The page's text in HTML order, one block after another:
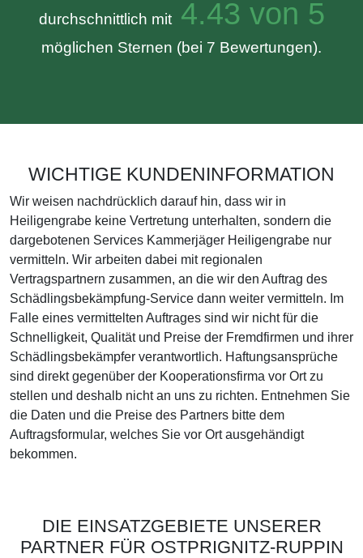
durchschnittlich mit4.43 von 5
möglichen Sternen (bei 7 Bewertungen).
WICHTIGE KUNDENINFORMATION
Wir weisen nachdrücklich darauf hin, dass wir in
Heiligengrabe keine Vertretung unterhalten, sondern die
dargebotenen Services Kammerjäger Heiligengrabe nur
vermitteln. Wir arbeiten dabei mit regionalen
Vertragspartnern zusammen, an die wir den Auftrag des
Schädlingsbekämpfung-Service dann weiter vermitteln. Im
Falle eines vermittelten Auftrages sind wir nicht für die
Schnelligkeit, Qualität und Preise der Fremdfirmen und ihrer
Schädlingsbekämpfer verantwortlich. Haftungsansprüche
sind direkt gegenüber der Kooperationsfirma vor Ort zu
stellen und deshalb nicht an uns zu richten. Entnehmen Sie
die Daten und die Preise des Partners bitte dem
Auftragsformular, welches Sie vor Ort ausgehändigt
bekommen.
DIE EINSATZGEBIETE UNSERER
PARTNER FÜR OSTPRIGNITZ-RUPPIN